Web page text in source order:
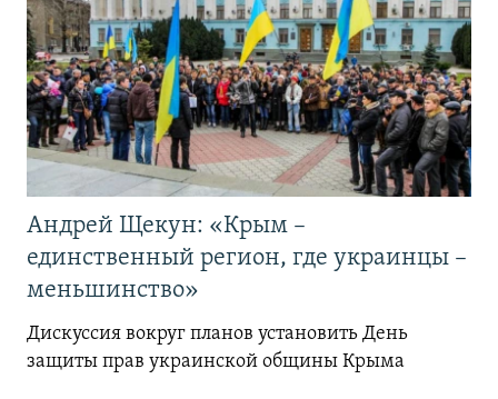
Андрей Щекун: «Крым –
единственный регион, где украинцы –
меньшинство»
Дискуссия вокруг планов установить День
защиты прав украинской общины Крыма